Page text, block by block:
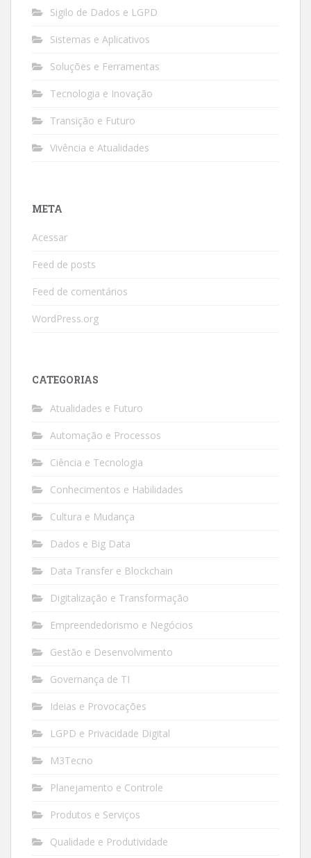
Sigilo de Dados e LGPD
Sistemas e Aplicativos
Soluções e Ferramentas
Tecnologia e Inovação
Transição e Futuro
Vivência e Atualidades
META
Acessar
Feed de posts
Feed de comentários
WordPress.org
CATEGORIAS
Atualidades e Futuro
Automação e Processos
Ciência e Tecnologia
Conhecimentos e Habilidades
Cultura e Mudança
Dados e Big Data
Data Transfer e Blockchain
Digitalização e Transformação
Empreendedorismo e Negócios
Gestão e Desenvolvimento
Governança de TI
Ideias e Provocações
LGPD e Privacidade Digital
M3Tecno
Planejamento e Controle
Produtos e Serviços
Qualidade e Produtividade